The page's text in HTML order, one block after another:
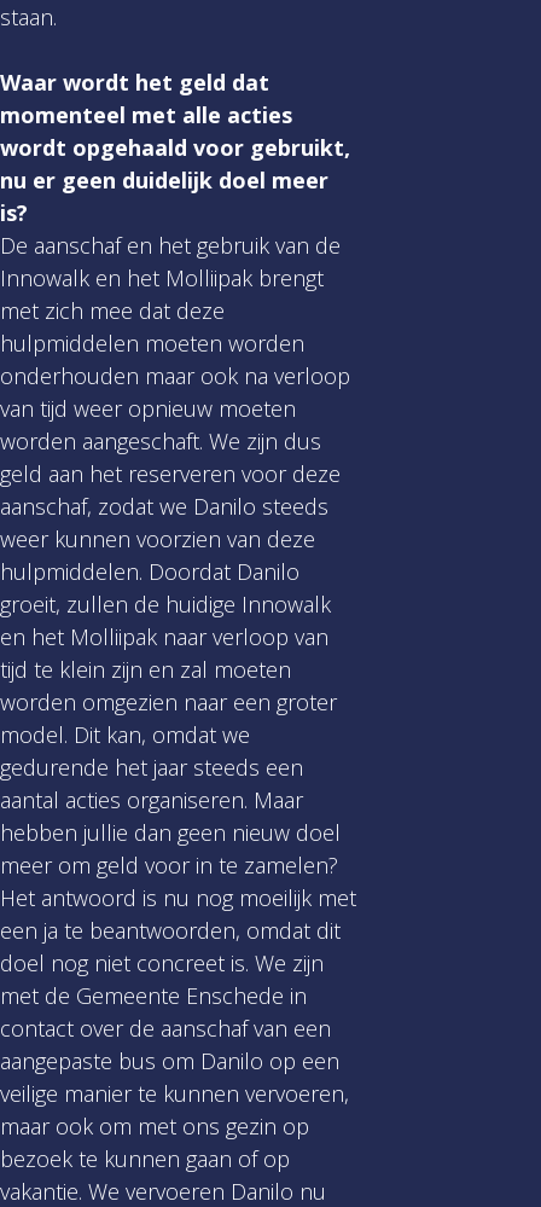
staan.
Waar wordt het geld dat
momenteel met alle acties
wordt opgehaald voor gebruikt,
nu er geen duidelijk doel meer
is?
De aanschaf en het gebruik van de
Innowalk en het Molliipak brengt
met zich mee dat deze
hulpmiddelen moeten worden
onderhouden maar ook na verloop
van tijd weer opnieuw moeten
worden aangeschaft. We zijn dus
geld aan het reserveren voor deze
aanschaf, zodat we Danilo steeds
weer kunnen voorzien van deze
hulpmiddelen. Doordat Danilo
groeit, zullen de huidige Innowalk
en het Molliipak naar verloop van
tijd te klein zijn en zal moeten
worden omgezien naar een groter
model. Dit kan, omdat we
gedurende het jaar steeds een
aantal acties organiseren. Maar
hebben jullie dan geen nieuw doel
meer om geld voor in te zamelen?
Het antwoord is nu nog moeilijk met
een ja te beantwoorden, omdat dit
doel nog niet concreet is. We zijn
met de Gemeente Enschede in
contact over de aanschaf van een
aangepaste bus om Danilo op een
veilige manier te kunnen vervoeren,
maar ook om met ons gezin op
bezoek te kunnen gaan of op
vakantie. We vervoeren Danilo nu